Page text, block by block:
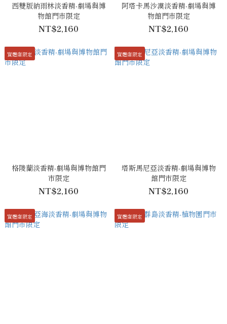
西雙版納雨林淡香精-劇場與博
物館門市限定
NT$2,160
阿塔卡馬沙漠淡香精-劇場與博
物館門市限定
NT$2,160
實體店限定
格陵蘭淡香精-劇場與博物館門
市限定
NT$2,160
實體店限定
塔斯馬尼亞淡香精-劇場與博物
館門市限定
NT$2,160
實體店限定 實體店限定